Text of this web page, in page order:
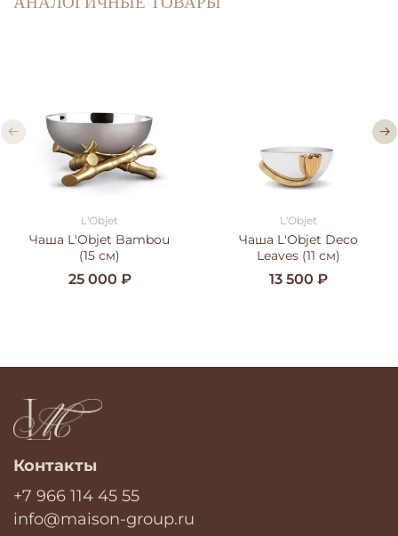
L'Objet
Чаша L'Objet Bambou
(15 см)
25 000 ₽
L'Objet
Чаша L'Objet Deco
Leaves (11 см)
13 500 ₽
Контакты
+7 966 114 45 55
info@maison-group.ru